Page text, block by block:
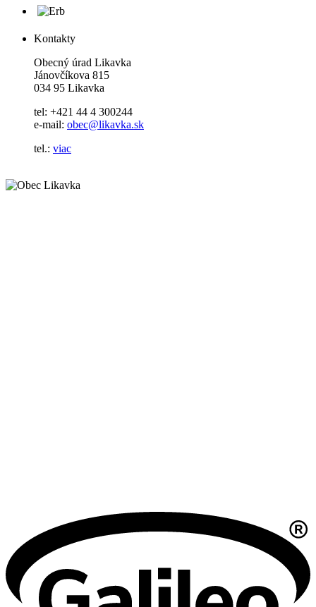
Kontakty
Obecný úrad Likavka
Jánovčíkova 815
034 95 Likavka
tel: +421 44 4 300244
e-mail: obec@likavka.sk
tel.: viac